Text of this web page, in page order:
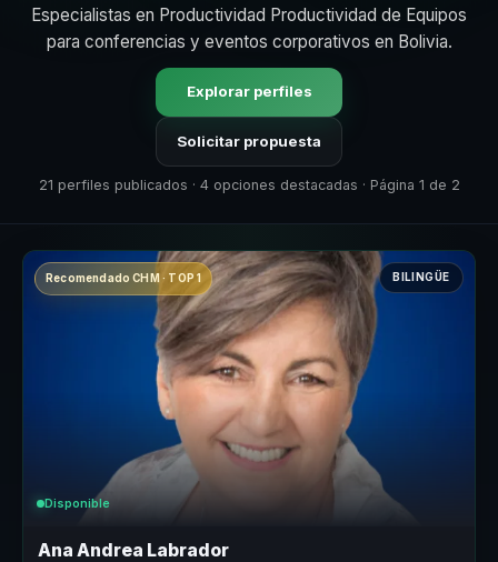
Especialistas en Productividad Productividad de Equipos
para conferencias y eventos corporativos en Bolivia.
Explorar perfiles
Solicitar propuesta
21 perfiles publicados · 4 opciones destacadas · Página 1 de 2
Recomendado CHM · TOP 1 BILINGÜE
Disponible
Ana Andrea Labrador